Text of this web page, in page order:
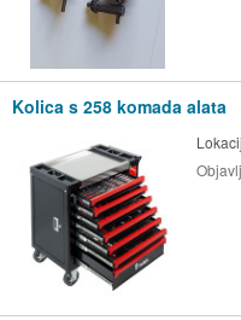
Kolica s 258 komada alata